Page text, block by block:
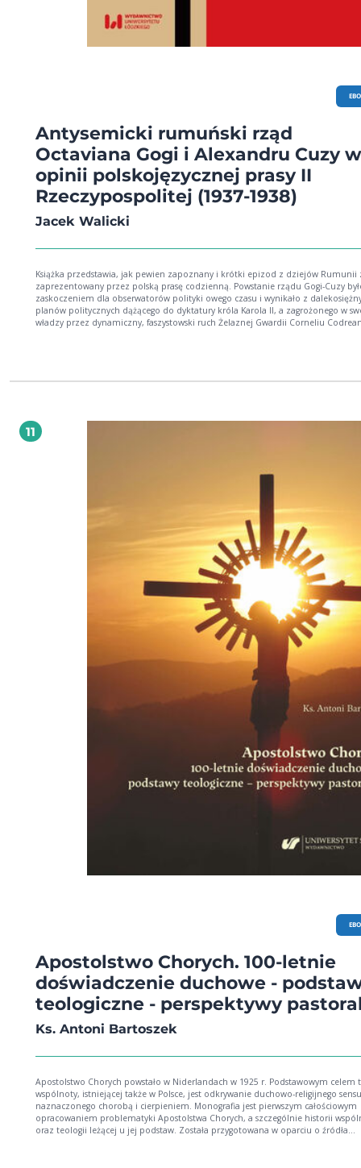
Antysemicki rumuński rząd
Octaviana Gogi i Alexandru Cuzy w
opinii polskojęzycznej prasy II
Rzeczypospolitej (1937-1938)
Jacek Walicki
Książka przedstawia, jak pewien zapoznany i krótki epizod z dziejów Rumunii
zaprezentowany przez polską prasę codzienną. Powstanie rządu Gogi-Cuzy
zaskoczeniem dla obserwatorów polityki owego czasu i wynikało z
planów politycznych dążącego do dyktatury króla Karola II, a zagrożonego w
władzy przez dynamiczny, faszystowski ruch Żelaznej Gwardii Corneliu
„Kurier Warszawski”, do oenerowskiego „ABC” i konserwatywnego „Czasu”.
przedstawienia antysemickiej polityki rządu – stanowiącej oś jego działania – w
publikacji omówiono też inne zagadnienia działalności gabinetu Gogi-Cuzy,
polityka wewnętrzna, polityka zagraniczna czy też budzące zrozumiałe
11
Apostolstwo Chorych. 100-letnie
doświadczenie duchowe -
teologiczne - perspektywy
Ks. Antoni Bartoszek
Apostolstwo Chorych powstało w Niderlandach w 1925 r. Podstawowym celem
wspólnoty, istniejącej także w Polsce, jest odkrywanie duchowo-religijnego
naznaczonego chorobą i cierpieniem. Monografia jest pierwszym całościowym
opracowaniem problematyki Apostolstwa Chorych, a szczególnie historii
oraz teologii leżącej u jej podstaw. Została przygotowana w oparciu o źródła